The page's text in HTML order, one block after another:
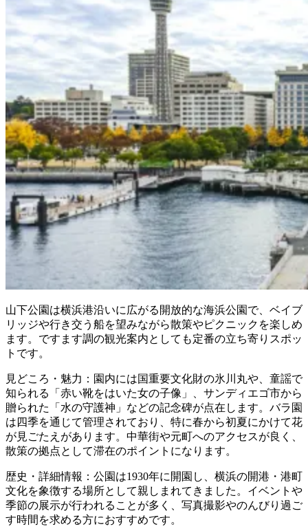
山下公園は横浜港沿いに広がる開放的な海浜公園で、ベイブ
リッジや行き交う船を望みながら散策やピクニックを楽しめ
ます。ですます調の観光案内としても定番の立ち寄りスポッ
トです。
見どころ・魅力：園内には国重要文化財の氷川丸や、童謡で
知られる「赤い靴をはいた女の子像」、サンディエゴ市から
贈られた「水の守護神」などの記念碑が点在します。バラ園
は四季を通じて管理されており、特に春から初夏にかけて花
が見ごたえがあります。中華街や元町へのアクセスが良く、
散策の拠点として滞在のポイントになります。
歴史・詳細情報：公園は1930年に開園し、横浜の開港・港町
文化を象徴する場所として親しまれてきました。イベントや
季節の展示が行われることが多く、写真撮影やのんびり過ご
す時間を求める方におすすめです。